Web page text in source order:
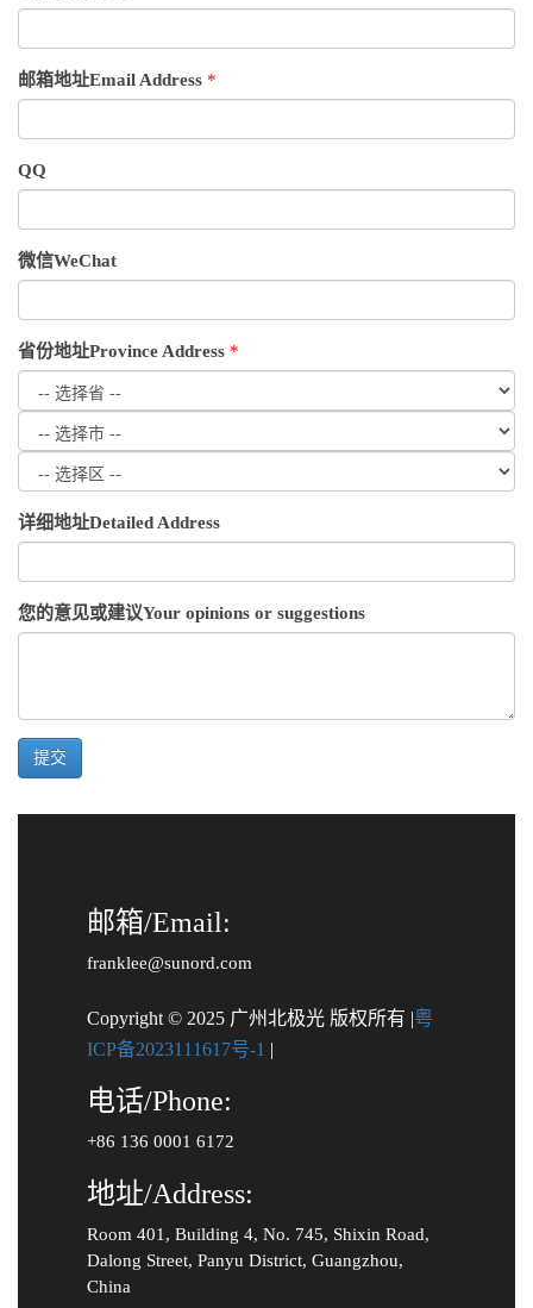
邮箱地址Email Address *
QQ
微信WeChat
省份地址Province Address *
详细地址Detailed Address
您的意见或建议Your opinions or suggestions
提交
邮箱/Email:
franklee@sunord.com
Copyright © 2025 广州北极光 版权所有 |粤
ICP备2023111617号-1 |
电话/Phone:
+86 136 0001 6172
地址/Address:
Room 401, Building 4, No. 745, Shixin Road,
Dalong Street, Panyu District, Guangzhou,
China